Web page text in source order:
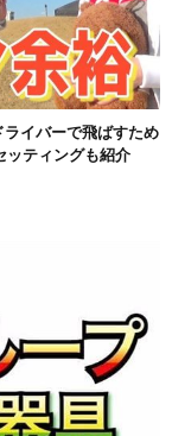
ライバーで飛ばすため
ッティングも紹介